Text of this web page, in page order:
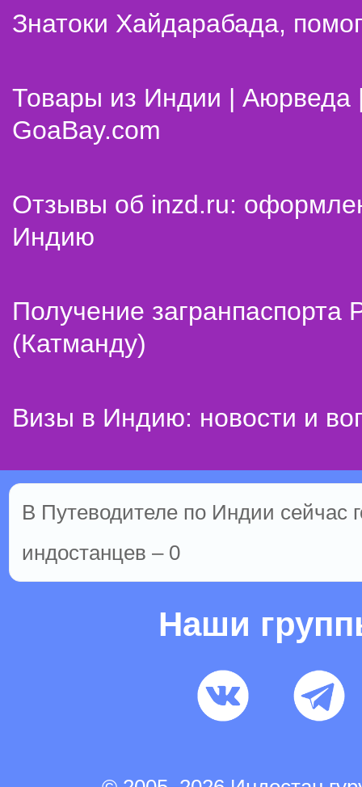
Знатоки Хайдарабада,
Товары из Индии | Аюрведа
GoaBay.com
Отзывы об inzd.ru:
Индию
Получение
(Катманду)
Визы в Индию: новости и
В Путеводителе по Индии сейчас
индостанцев – 0
Наши